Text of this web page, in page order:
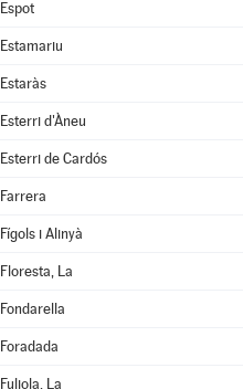
Espot
Estamariu
Estaràs
Esterri d'Àneu
Esterri de Cardós
Farrera
Fígols i Alinyà
Floresta, La
Fondarella
Foradada
Fuliola, La